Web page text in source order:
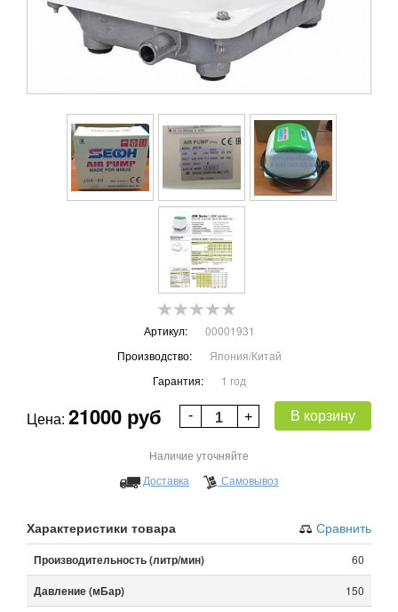
Артикул:
00001931
Производство:
Япония/Китай
Гарантия:
1 год
Цена: 21000 руб В корзину
Наличие уточняйте
Доставка
Самовывоз
Характеристики товара Сравнить
Производительность (литр/мин) 60
Давление (мБар) 150